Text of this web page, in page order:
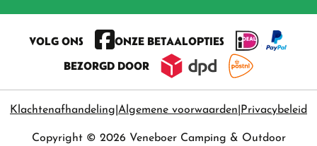
VOLG ONS
ONZE BETAALOPTIES
BEZORGD DOOR
Klachtenafhandeling Algemene voorwaarden Privacybeleid
Copyright © 2026 Veneboer Camping & Outdoor